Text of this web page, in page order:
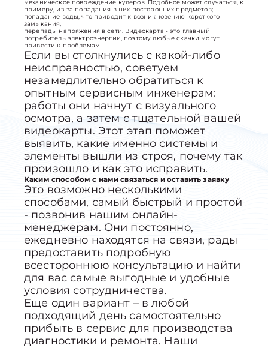
механическое повреждение кулеров. Подобное может случаться, к
примеру, из-за попадания в них посторонних предметов;
попадание воды, что приводит к возникновению короткого
замыкания;
перепады напряжения в сети. Видеокарта - это главный
потребитель электроэнергии, поэтому любые скачки могут
привести к проблемам.
Если вы столкнулись с какой-либо
неисправностью, советуем
незамедлительно обратиться к
опытным сервисным инженерам:
работы они начнут с визуального
осмотра, а затем с тщательной вашей
видеокарты. Этот этап поможет
выявить, какие именно системы и
элементы вышли из строя, почему так
произошло и как это исправить.
Каким способом с нами связаться и оставить заявку
Это возможно несколькими
способами, самый быстрый и простой
- позвонив нашим онлайн-
менеджерам. Они постоянно,
ежедневно находятся на связи, рады
предоставить подробную
всестороннюю консультацию и найти
для вас самые выгодные и удобные
условия сотрудничества.
Еще один вариант – в любой
подходящий день самостоятельно
прибыть в сервис для производства
диагностики и ремонта. Наши